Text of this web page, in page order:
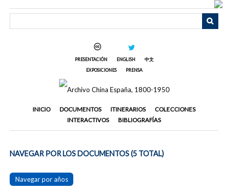
PRESENTACIÓN ENGLISH
中文
EXPOSICIONES
PRENSA
INICIO DOCUMENTOS ITINERARIOS
COLECCIONES
INTERACTIVOS
BIBLIOGRAFÍAS
NAVEGAR POR LOS DOCUMENTOS (5 TOTAL)
Navegar por años